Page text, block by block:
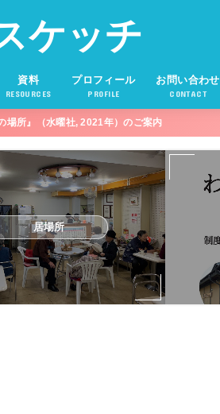
ケッチ
資料
RESOURCES
プロフィール
PROFILE
お問い合わせ
CONTACT
場所』（水曜社, 2021年）のご案内
居場所